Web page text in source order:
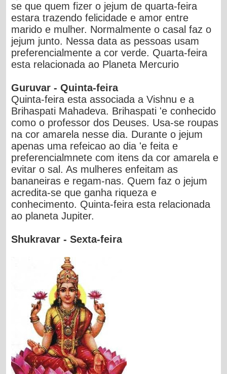
se que quem fizer o jejum de quarta-feira
estara trazendo felicidade e amor entre
marido e mulher. Normalmente o casal faz o
jejum junto. Nessa data as pessoas usam
preferencialmente a cor verde. Quarta-feira
esta relacionada ao Planeta Mercurio
Guruvar - Quinta-feira
Quinta-feira esta associada a Vishnu e a
Brihaspati Mahadeva. Brihaspati 'e conhecido
como o professor dos Deuses. Usa-se roupas
na cor amarela nesse dia. Durante o jejum
apenas uma refeicao ao dia 'e feita e
preferencialmnete com itens da cor amarela e
evitar o sal. As mulheres enfeitam as
bananeiras e regam-nas. Quem faz o jejum
acredita-se que ganha riqueza e
conhecimento. Quinta-feira esta relacionada
ao planeta Jupiter.
Shukravar - Sexta-feira